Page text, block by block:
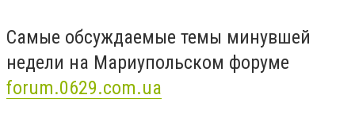
Самые обсуждаемые темы минувшей
недели на Мариупольском форуме
forum.0629.com.ua